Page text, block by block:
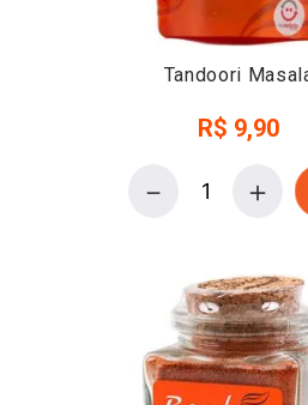
Tandoori
R$ 9,90
＋
－